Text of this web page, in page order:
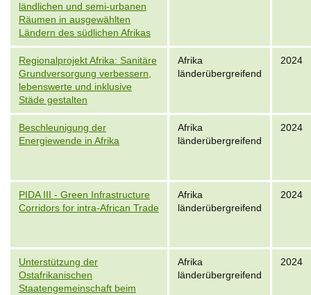
ländlichen und semi-urbanen
Räumen in ausgewählten
Ländern des südlichen Afrikas
Regionalprojekt Afrika: Sanitäre
Grundversorgung verbessern,
lebenswerte und inklusive
Städe gestalten
Afrika
länderübergreifend
2024
Beschleunigung der
Energiewende in Afrika
Afrika
länderübergreifend
2024
PIDA III - Green Infrastructure
Corridors for intra-African Trade
Afrika
länderübergreifend
2024
Unterstützung der
Ostafrikanischen
Staatengemeinschaft beim
Afrika
länderübergreifend
2024